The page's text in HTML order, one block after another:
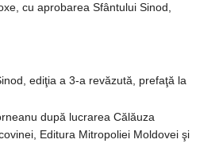
cu aprobarea Sfântului Sinod,
ediţia a 3-a revăzută, prefaţă la
după lucrarea Călăuza
Editura Mitropoliei Moldovei şi